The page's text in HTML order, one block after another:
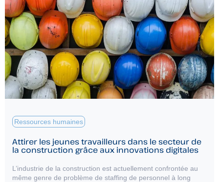
Ressources humaines
Attirer les jeunes travailleurs dans le secteur de
la construction grâce aux innovations digitales
L’industrie de la construction est actuellement confrontée au
même genre de problème de staffing de personnel à long